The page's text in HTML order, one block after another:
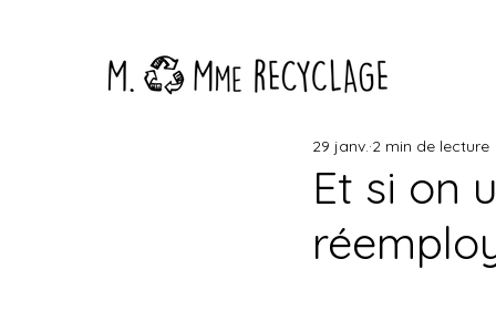
Et si on
29 janv. 2 min de lecture